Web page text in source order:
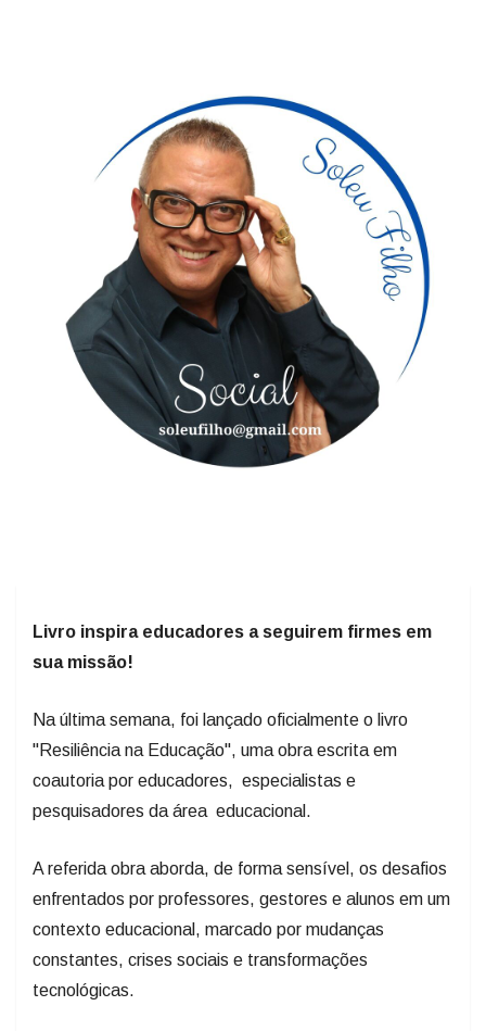
Livro inspira educadores a seguirem firmes em
sua missão!
Na última semana, foi lançado oficialmente o livro
"Resiliência na Educação", uma obra escrita em
coautoria por educadores, especialistas e
pesquisadores da área educacional.
A referida obra aborda, de forma sensível, os desafios
enfrentados por professores, gestores e alunos em um
contexto educacional, marcado por mudanças
constantes, crises sociais e transformações
tecnológicas.